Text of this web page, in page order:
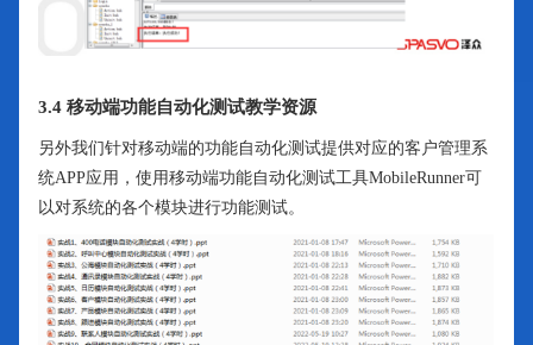
3.4 移动端功能自动化测试教学资源
另外我们针对移动端的功能自动化测试提供对应的客户管理系
统APP应用，使用移动端功能自动化测试工具MobileRunner可
以对系统的各个模块进行功能测试。